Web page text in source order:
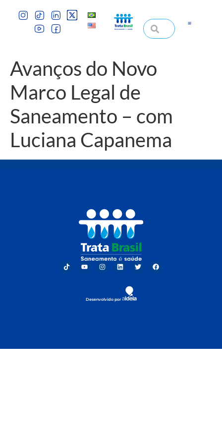
Avanços do Novo
Marco Legal de
Saneamento – com
Luciana Capanema
Desenvolvido por